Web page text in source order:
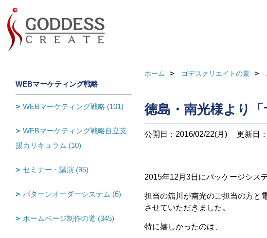
ホーム ゴデスクリエイトの素
徳島・南光様より
公開日：2016/02/22(月) 更新日
2015年12月3日にパッケージシス
担当の舘川が南光のご担当の方と
させていただきました。
特に嬉しかったのは、
WEBマーケティング戦略
WEBマーケティング戦略 (101)
WEBマーケティング戦略自立支
援カリキュラム (10)
セミナー・講演 (95)
パターンオーダーシステム (6)
ホームページ制作の道 (345)